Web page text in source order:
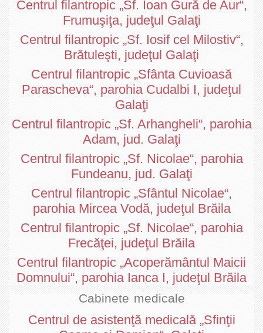
Centrul filantropic „Sf. Ioan Gură de Aur“,
Frumuşiţa, judeţul Galaţi
Centrul filantropic „Sf. Iosif cel Milostiv“,
Brătuleşti, judeţul Galaţi
Centrul filantropic „Sfânta Cuvioasă
Parascheva“, parohia Cudalbi I, judeţul
Galaţi
Centrul filantropic „Sf. Arhangheli“, parohia
Adam, jud. Galaţi
Centrul filantropic „Sf. Nicolae“, parohia
Fundeanu, jud. Galaţi
Centrul filantropic „Sfântul Nicolae“,
parohia Mircea Vodă, judeţul Brăila
Centrul filantropic „Sf. Nicolae“, parohia
Frecăţei, judeţul Brăila
Centrul filantropic „Acoperământul Maicii
Domnului“, parohia Ianca I, judeţul Brăila
Cabinete medicale
Centrul de asistenţă medicală „Sfinţii